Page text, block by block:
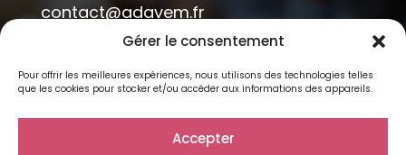
Gérer le consentement
Pour offrir les meilleures expériences, nous utilisons des technologies telles
que les cookies pour stocker et/ou accéder aux informations des appareils.
Accepter
contact@adavem.fr